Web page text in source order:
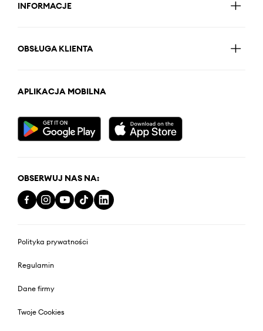
INFORMACJE
OBSŁUGA KLIENTA
APLIKACJA MOBILNA
OBSERWUJ NAS NA:
Polityka prywatności
Regulamin
Dane firmy
Twoje Cookies